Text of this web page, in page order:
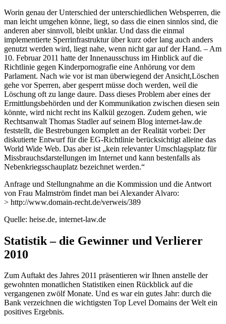
Worin genau der Unterschied der unterschiedlichen Websperren, die
man leicht umgehen könne, liegt, so dass die einen sinnlos sind, die
anderen aber sinnvoll, bleibt unklar. Und dass die einmal
implementierte Sperrinfrastruktur über kurz oder lang auch anders
genutzt werden wird, liegt nahe, wenn nicht gar auf der Hand. – Am
10. Februar 2011 hatte der Innenausschuss im Hinblick auf die
Richtlinie gegen Kinderpornografie eine Anhörung vor dem
Parlament. Nach wie vor ist man überwiegend der Ansicht,Löschen
gehe vor Sperren, aber gesperrt müsse doch werden, weil die
Löschung oft zu lange daure. Dass dieses Problem aber eines der
Ermittlungsbehörden und der Kommunikation zwischen diesen sein
könnte, wird nicht recht ins Kalkül gezogen. Zudem gehen, wie
Rechtsanwalt Thomas Stadler auf seinem Blog internet-law.de
feststellt, die Bestrebungen komplett an der Realität vorbei: Der
diskutierte Entwurf für die EG-Richtlinie berücksichtigt alleine das
World Wide Web. Das aber ist „kein relevanter Umschlagsplatz für
Missbrauchsdarstellungen im Internet und kann bestenfalls als
Nebenkriegsschauplatz bezeichnet werden.“
Anfrage und Stellungnahme an die Kommission und die Antwort
von Frau Malmström findet man bei Alexander Alvaro:
> http://www.domain-recht.de/verweis/389
Quelle: heise.de, internet-law.de
Statistik – die Gewinner und Verlierer
2010
Zum Auftakt des Jahres 2011 präsentieren wir Ihnen anstelle der
gewohnten monatlichen Statistiken einen Rückblick auf die
vergangenen zwölf Monate. Und es war ein gutes Jahr: durch die
Bank verzeichnen die wichtigsten Top Level Domains der Welt ein
positives Ergebnis.